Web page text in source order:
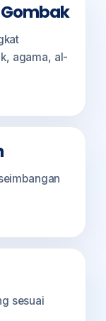
agama, al-
sesuai